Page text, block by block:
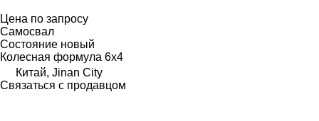
Цена по запросу
Самосвал
Состояние новый
Колесная формула 6x4
Китай, Jinan City
Связаться с продавцом